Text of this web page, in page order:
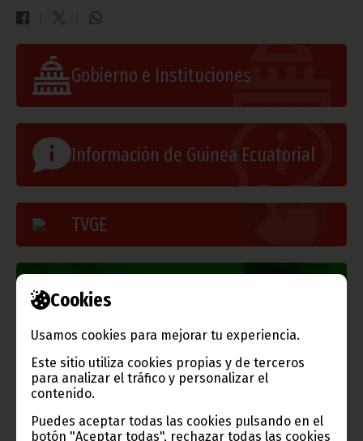
Cookies
Usamos cookies para mejorar tu experiencia.
Este sitio utiliza cookies propias y de terceros
para analizar el tráfico y personalizar el
contenido.
Puedes aceptar todas las cookies pulsando en el
botón "Aceptar todas", rechazar todas las cookies
Gobierno e Instituciones
Información de Guinea Ecuatorial
TVGE
Ecuatorial
Haz click aquí para escuchar ahora
CATEGORÍAS
Noticias Gobierno
Presidencia